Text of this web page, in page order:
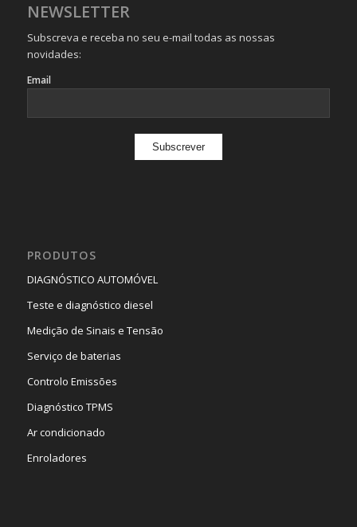
NEWSLETTER
Subscreva e receba no seu e-mail todas as nossas
novidades:
Email
PRODUTOS
DIAGNÓSTICO AUTOMÓVEL
Teste e diagnóstico diesel
Medição de Sinais e Tensão
Serviço de baterias
Controlo Emissões
Diagnóstico TPMS
Ar condicionado
Enroladores